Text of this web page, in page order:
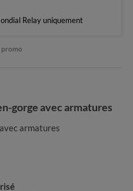
Relay uniquement
promo
gorge avec armatures
armatures